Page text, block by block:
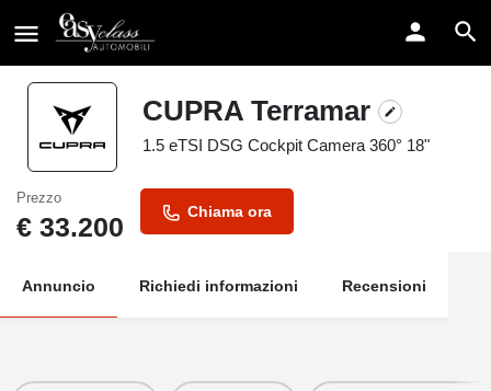
CUPRA Terramar
1.5 eTSI DSG Cockpit Camera 360° 18"
Prezzo
€ 33.200 Chiama ora
Annuncio Richiedi informazioni Recensioni